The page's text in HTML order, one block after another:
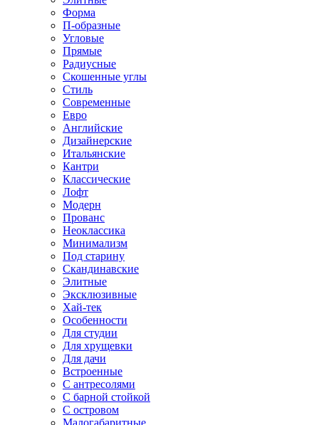
Форма
П-образные
Угловые
Прямые
Радиусные
Скошенные углы
Стиль
Современные
Евро
Английские
Дизайнерские
Итальянские
Кантри
Классические
Лофт
Модерн
Прованс
Неоклассика
Минимализм
Под старину
Скандинавские
Элитные
Эксклюзивные
Хай-тек
Особенности
Для студии
Для хрущевки
Для дачи
Встроенные
С антресолями
С барной стойкой
С островом
Малогабаритные